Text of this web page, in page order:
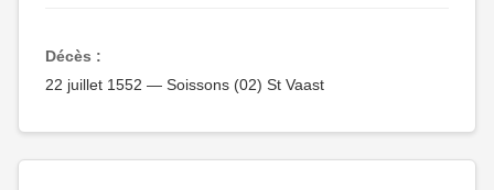
Décès :
22 juillet 1552 — Soissons (02) St Vaast